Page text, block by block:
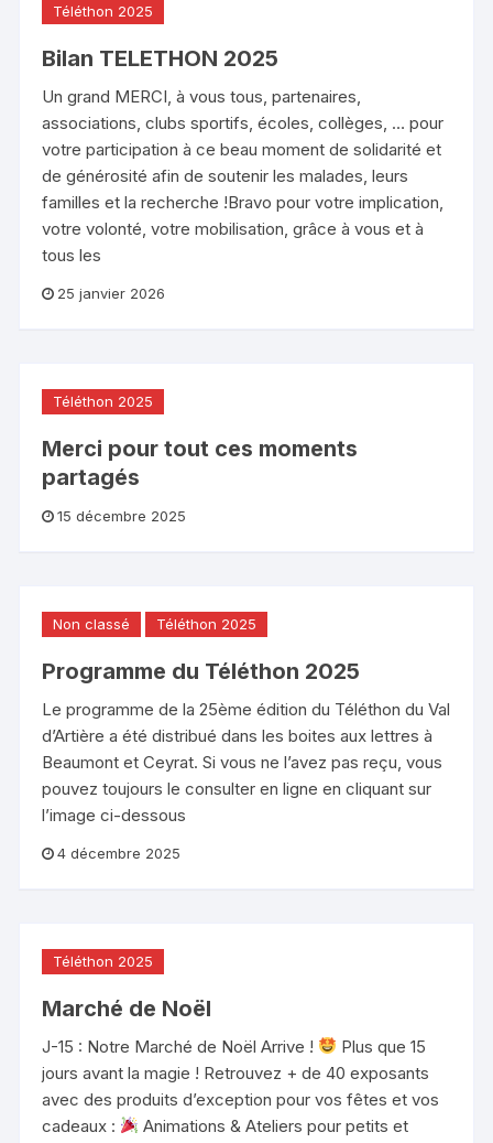
Téléthon 2025
Bilan TELETHON 2025
Un grand MERCI, à vous tous, partenaires,
associations, clubs sportifs, écoles, collèges, … pour
votre participation à ce beau moment de solidarité et
de générosité afin de soutenir les malades, leurs
familles et la recherche !Bravo pour votre implication,
votre volonté, votre mobilisation, grâce à vous et à
tous les
25 janvier 2026
Téléthon 2025
Merci pour tout ces moments
partagés
15 décembre 2025
Non classé Téléthon 2025
Programme du Téléthon 2025
Le programme de la 25ème édition du Téléthon du Val
d’Artière a été distribué dans les boites aux lettres à
Beaumont et Ceyrat. Si vous ne l’avez pas reçu, vous
pouvez toujours le consulter en ligne en cliquant sur
l’image ci-dessous
4 décembre 2025
Téléthon 2025
Marché de Noël
J-15 : Notre Marché de Noël Arrive !
Plus que 15
jours avant la magie ! Retrouvez + de 40 exposants
avec des produits d’exception pour vos fêtes et vos
cadeaux :
Animations & Ateliers pour petits et